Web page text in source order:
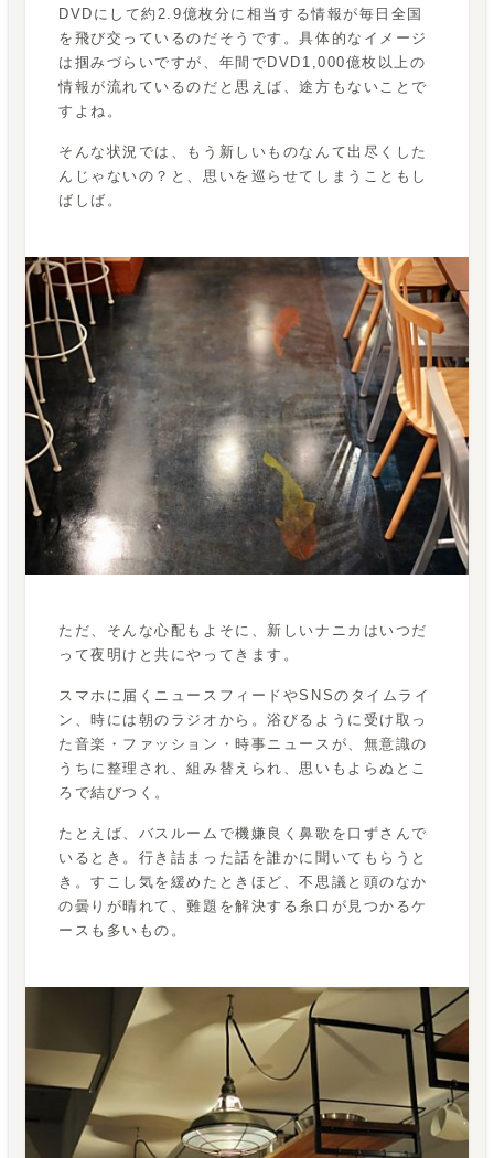
DVDにして約2.9億枚分に相当する情報が毎日全国
を飛び交っているのだそうです。具体的なイメージ
は掴みづらいですが、年間でDVD1,000億枚以上の
情報が流れているのだと思えば、途方もないことで
すよね。
そんな状況では、もう新しいものなんて出尽くした
んじゃないの？と、思いを巡らせてしまうこともし
ばしば。
ただ、そんな心配もよそに、新しいナニカはいつだ
って夜明けと共にやってきます。
スマホに届くニュースフィードやSNSのタイムライ
ン、時には朝のラジオから。浴びるように受け取っ
た音楽・ファッション・時事ニュースが、無意識の
うちに整理され、組み替えられ、思いもよらぬとこ
ろで結びつく。
たとえば、バスルームで機嫌良く鼻歌を口ずさんで
いるとき。行き詰まった話を誰かに聞いてもらうと
き。すこし気を緩めたときほど、不思議と頭のなか
の曇りが晴れて、難題を解決する糸口が見つかるケ
ースも多いもの。